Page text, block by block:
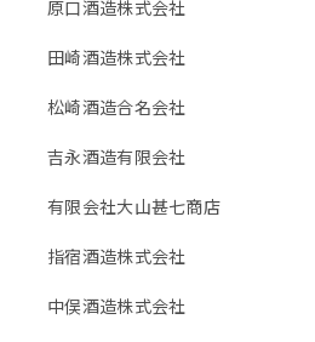
原口酒造株式会社
田崎酒造株式会社
松崎酒造合名会社
吉永酒造有限会社
有限会社大山甚七商店
指宿酒造株式会社
中俣酒造株式会社